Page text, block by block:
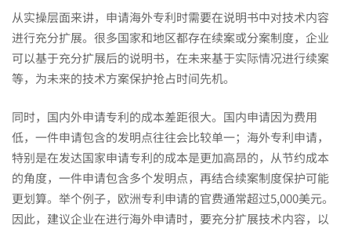
从实操层面来讲，申请海外专利时需要在说明书中对技术内容
进行充分扩展。很多国家和地区都存在续案或分案制度，企业
可以基于充分扩展后的说明书，在未来基于实际情况进行续案
等，为未来的技术方案保护抢占时间先机。
同时，国内外申请专利的成本差距很大。国内申请因为费用
低，一件申请包含的发明点往往会比较单一；海外专利申请，
特别是在发达国家申请专利的成本是更加高昂的，从节约成本
的角度，一件申请包含多个发明点，再结合续案制度保护可能
更划算。举个例子，欧洲专利申请的官费通常超过5,000美元。
因此，建议企业在进行海外申请时，要充分扩展技术内容，以